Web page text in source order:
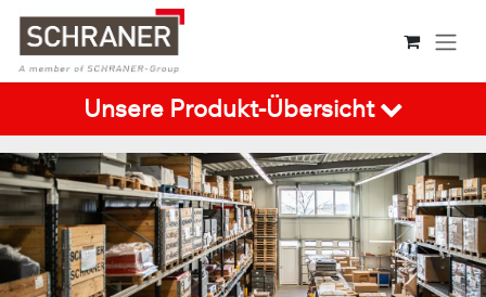
Zum Inhalt springen
Unsere Produkt-Übersicht